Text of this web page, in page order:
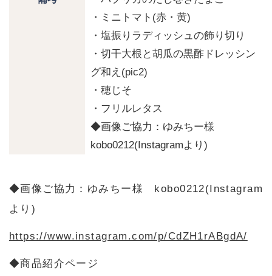
・ミニトマト(赤・黄)
・塩振りラディッシュの飾り切り
・切干大根と胡瓜の黒酢ドレッシン
グ和え(pic2)
・穂じそ
・フリルレタス
◆画像ご協力：ゆみちー様
kobo0212(Instagramより)
◆画像ご協力：ゆみちー様 kobo0212(Instagram
より)
https://www.instagram.com/p/CdZH1rABgdA/
◆商品紹介ページ